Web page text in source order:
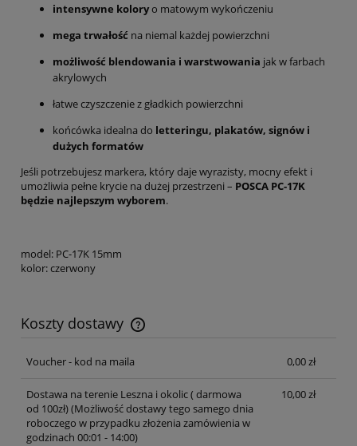
intensywne koloryo matowym wykończeniu
mega trwałość na niemal każdej powierzchni
możliwość blendowania i warstwowania jak w farbach
akrylowych
łatwe czyszczenie z gładkich powierzchni
końcówka idealna do letteringu, plakatów, signów i
dużych formatów
Jeśli potrzebujesz markera, który daje wyrazisty, mocny efekt i
umożliwia pełne krycie na dużej przestrzeni – POSCA PC-17K
będzie najlepszym wyborem.
model: PC-17K 15mm
kolor: czerwony
Koszty dostawy
Cena nie zawiera ewentualnych kosztów płatności
Voucher - kod na maila
0,00 zł
Dostawa na terenie Leszna i okolic ( darmowa
od 100zł)(Możliwość dostawy tego samego dnia
roboczego w przypadku złożenia zamówienia w
godzinach 00:01 - 14:00)
10,00 zł